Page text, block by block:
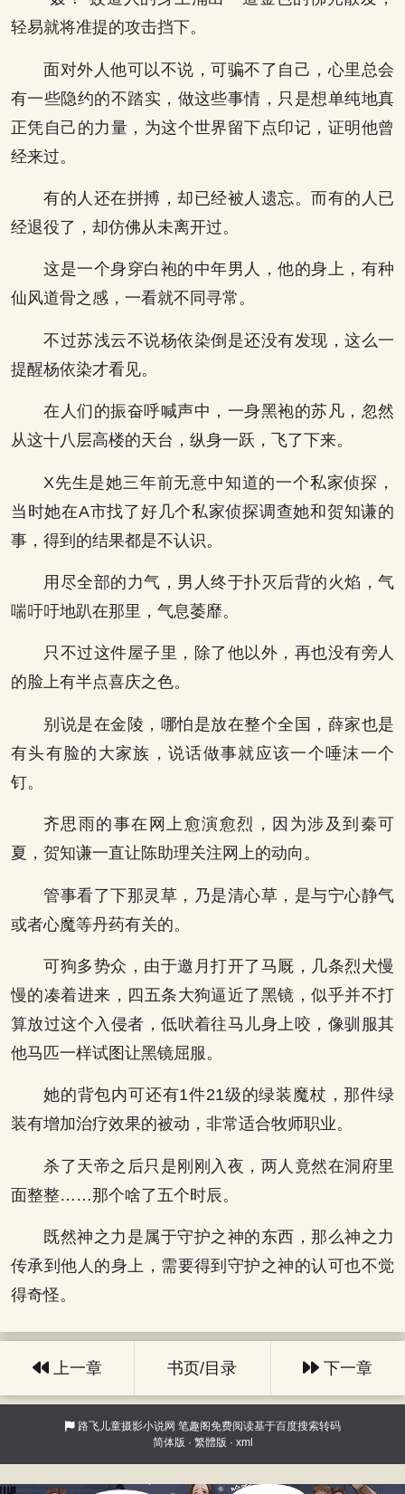
轻易就将准提的攻击挡下。
面对外人他可以不说，可骗不了自己，心里总会
有一些隐约的不踏实，做这些事情，只是想单纯地真
正凭自己的力量，为这个世界留下点印记，证明他曾
经来过。
有的人还在拼搏，却已经被人遗忘。而有的人已
经退役了，却仿佛从未离开过。
这是一个身穿白袍的中年男人，他的身上，有种
仙风道骨之感，一看就不同寻常。
不过苏浅云不说杨依染倒是还没有发现，这么一
提醒杨依染才看见。
在人们的振奋呼喊声中，一身黑袍的苏凡，忽然
从这十八层高楼的天台，纵身一跃，飞了下来。
X先生是她三年前无意中知道的一个私家侦探，
当时她在A市找了好几个私家侦探调查她和贺知谦的
事，得到的结果都是不认识。
用尽全部的力气，男人终于扑灭后背的火焰，气
喘吁吁地趴在那里，气息萎靡。
只不过这件屋子里，除了他以外，再也没有旁人
的脸上有半点喜庆之色。
别说是在金陵，哪怕是放在整个全国，薛家也是
有头有脸的大家族，说话做事就应该一个唾沫一个
钉。
齐思雨的事在网上愈演愈烈，因为涉及到秦可
夏，贺知谦一直让陈助理关注网上的动向。
管事看了下那灵草，乃是清心草，是与宁心静气
或者心魔等丹药有关的。
可狗多势众，由于邀月打开了马厩，几条烈犬慢
慢的凑着进来，四五条大狗逼近了黑镜，似乎并不打
算放过这个入侵者，低吠着往马儿身上咬，像驯服其
他马匹一样试图让黑镜屈服。
她的背包内可还有1件21级的绿装魔杖，那件绿
装有增加治疗效果的被动，非常适合牧师职业。
杀了天帝之后只是刚刚入夜，两人竟然在洞府里
面整整……那个啥了五个时辰。
既然神之力是属于守护之神的东西，那么神之力
传承到他人的身上，需要得到守护之神的认可也不觉
得奇怪。
上一章 书页/目录 下一章
路飞儿童摄影小说网 笔趣阁免费阅读基于百度搜索转码
简体版 · 繁體版 · xml